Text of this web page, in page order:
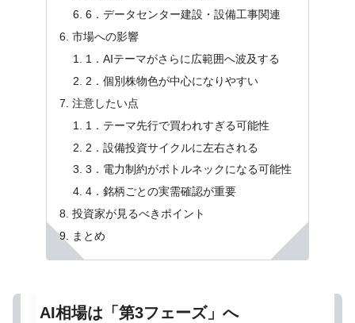
6．データセンター建設・設備工事関連
市場への影響
1．AIテーマがさらに広範囲へ波及する
2．個別株物色が中心になりやすい
注意したい点
1．テーマ先行で買われすぎる可能性
2．設備投資サイクルに左右される
3．電力制約がボトルネックになる可能性
4．銘柄ごとの実需確認が重要
投資家が見るべきポイント
まとめ
AI相場は「第3フェーズ」へ